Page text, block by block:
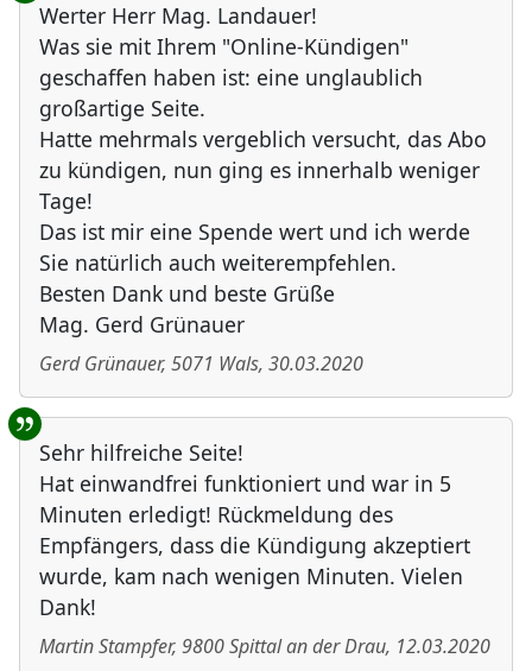
Werter Herr Mag. Landauer!
Was sie mit Ihrem "Online-Kündigen"
geschaffen haben ist: eine unglaublich
großartige Seite.
Hatte mehrmals vergeblich versucht, das Abo
zu kündigen, nun ging es innerhalb weniger
Tage!
Das ist mir eine Spende wert und ich werde
Sie natürlich auch weiterempfehlen.
Besten Dank und beste Grüße
Mag. Gerd Grünauer
Gerd Grünauer, 5071 Wals, 30.03.2020
Sehr hilfreiche Seite!
Hat einwandfrei funktioniert und war in 5
Minuten erledigt! Rückmeldung des
Empfängers, dass die Kündigung akzeptiert
wurde, kam nach wenigen Minuten. Vielen
Dank!
Martin Stampfer, 9800Spittal an der Drau, 12.03.2020